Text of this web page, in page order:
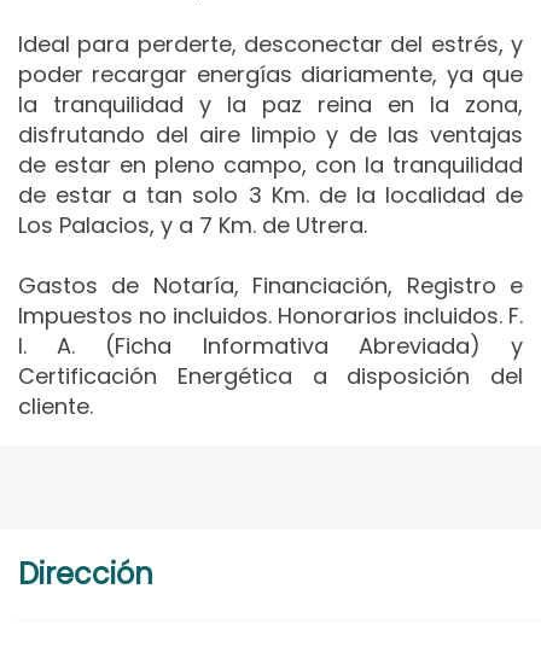
Ideal para perderte, desconectar del estrés, y
poder recargar energías diariamente, ya que
la tranquilidad y la paz reina en la zona,
disfrutando del aire limpio y de las ventajas
de estar en pleno campo, con la tranquilidad
de estar a tan solo 3 Km. de la localidad de
Los Palacios, y a 7 Km. de Utrera.
Gastos de Notaría, Financiación, Registro e
Impuestos no incluidos. Honorarios incluidos. F.
I. A. (Ficha Informativa Abreviada) y
Certificación Energética a disposición del
cliente.
Dirección